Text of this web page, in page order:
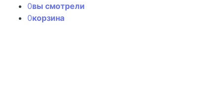
0вы смотрели
0корзина